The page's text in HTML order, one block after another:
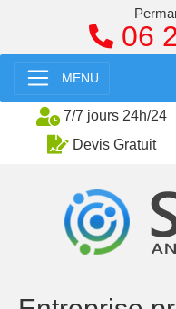
MENU
7/7 jours 24h/24
Devis Gratuit
06